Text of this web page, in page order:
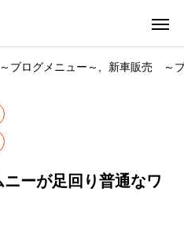
ブログメニュー～ 新車販売 ～
ーが足回り普通なワ